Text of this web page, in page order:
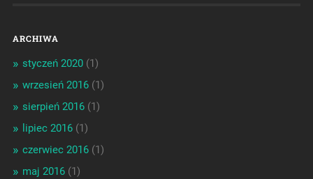
ARCHIWA
styczeń 2020(1)
wrzesień 2016(1)
sierpień 2016(1)
lipiec 2016(1)
czerwiec 2016(1)
maj 2016(1)